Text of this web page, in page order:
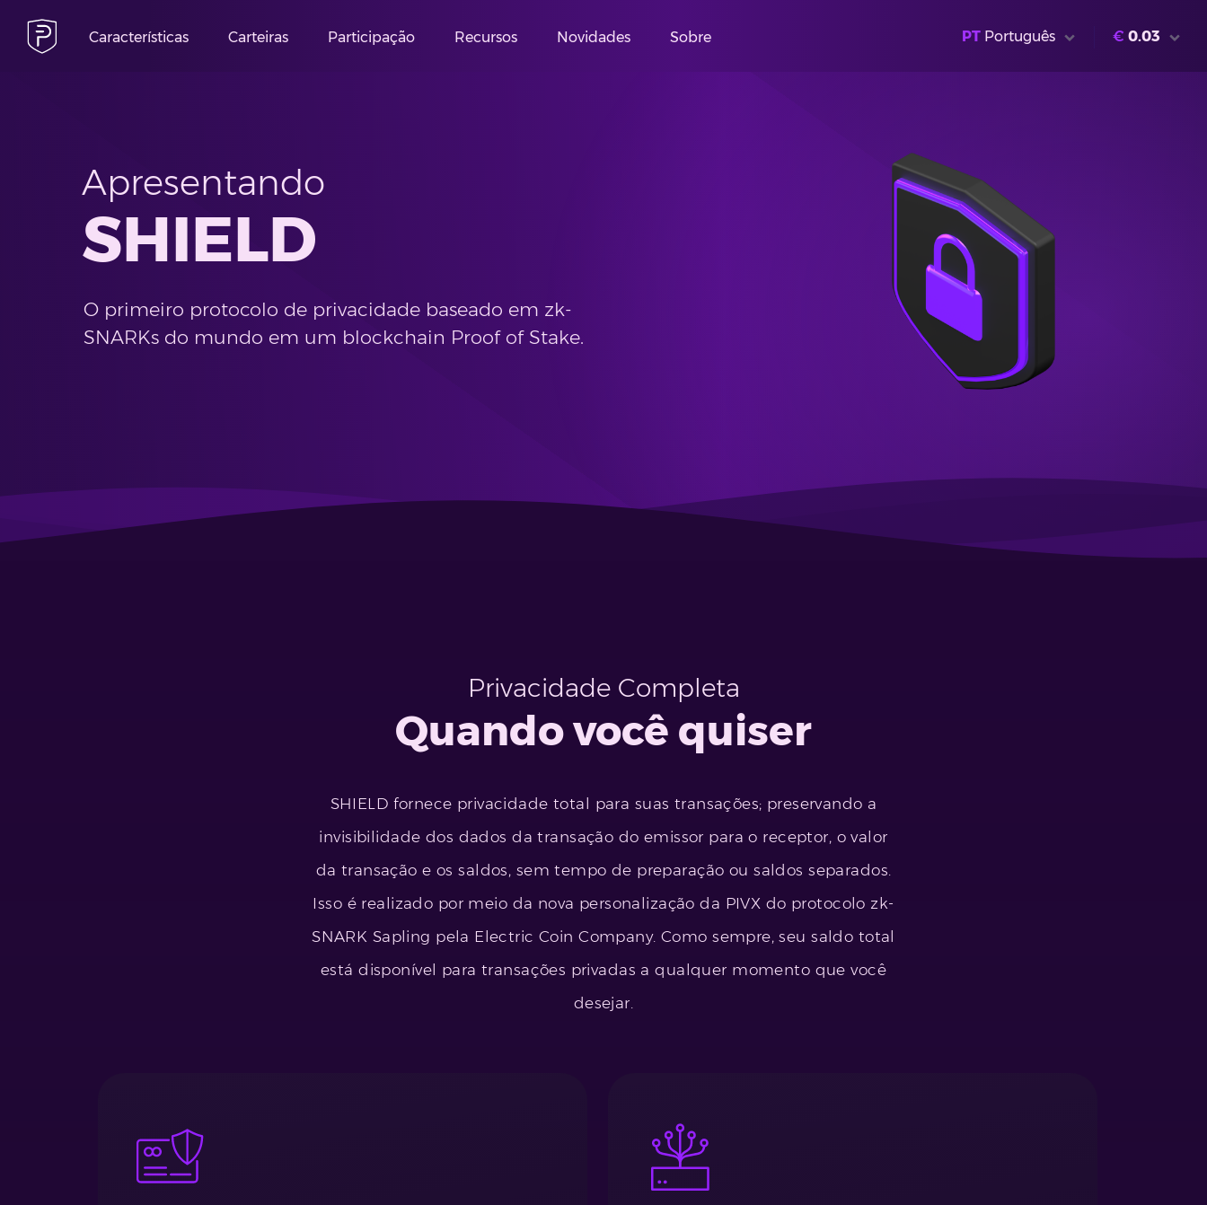
Características Carteiras Participação Recursos Novidades Sobre PT Português € 0.03
Apresentando
SHIELD
O primeiro protocolo de privacidade baseado em zk-
SNARKs do mundo em um blockchain Proof of Stake.
Privacidade Completa
Quando você quiser
SHIELD fornece privacidade total para suas transações; preservando a
invisibilidade dos dados da transação do emissor para o receptor, o valor
da transação e os saldos, sem tempo de preparação ou saldos separados.
Isso é realizado por meio da nova personalização da PIVX do protocolo zk-
SNARK Sapling pela Electric Coin Company. Como sempre, seu saldo total
está disponível para transações privadas a qualquer momento que você
desejar.